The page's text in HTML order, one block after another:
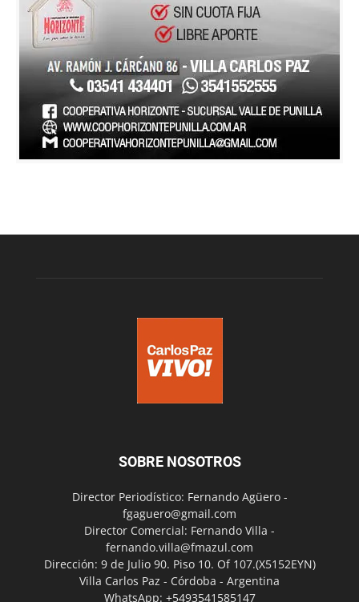
SOBRE NOSOTROS
Director Periodístico: Fernando Agüero -
fgaguero@gmail.com
Director Comercial: Fernando Villa -
fernando.villa@fmazul.com
Dirección: 9 de Julio 90. Piso 10. Of 107.(X5152EYN)
Villa Carlos Paz - Córdoba - Argentina
WhatsApp: +5493541585147